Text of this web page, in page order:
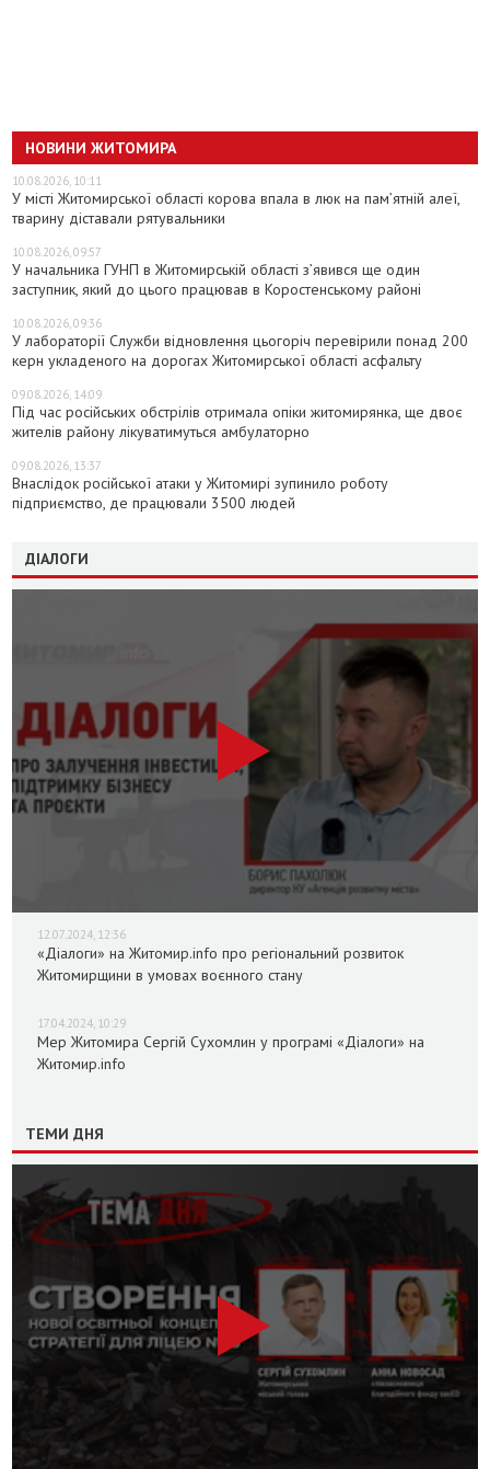
НОВИНИ ЖИТОМИРА
10.08.2026, 10:11
У місті Житомирської області корова впала в люк на пам’ятній алеї,
тварину діставали рятувальники
10.08.2026, 09:57
У начальника ГУНП в Житомирській області з’явився ще один
заступник, який до цього працював в Коростенському районі
10.08.2026, 09:36
У лабораторії Служби відновлення цьогоріч перевірили понад 200
керн укладеного на дорогах Житомирської області асфальту
09.08.2026, 14:09
Під час російських обстрілів отримала опіки житомирянка, ще двоє
жителів району лікуватимуться амбулаторно
09.08.2026, 13:37
Внаслідок російської атаки у Житомирі зупинило роботу
підприємство, де працювали 3500 людей
ДІАЛОГИ
12.07.2024, 12:36
«Діалоги» на Житомир.info про регіональний розвиток
Житомирщини в умовах воєнного стану
17.04.2024, 10:29
Мер Житомира Сергій Сухомлин у програмі «Діалоги» на
Житомир.info
ТЕМИ ДНЯ